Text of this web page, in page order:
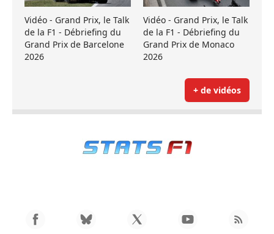
Vidéo - Grand Prix, le Talk
de la F1 - Débriefing du
Grand Prix de Barcelone
2026
Vidéo - Grand Prix, le Talk
de la F1 - Débriefing du
Grand Prix de Monaco
2026
+ de vidéos